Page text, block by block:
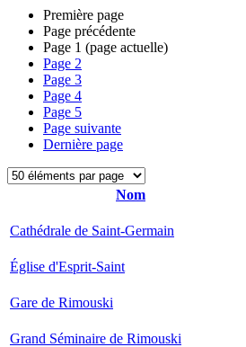
Première page
Page précédente
Page 1 (page actuelle)
Page 2
Page 3
Page 4
Page 5
Page suivante
Dernière page
Nom
Cathédrale de Saint-Germain
Église d'Esprit-Saint
Gare de Rimouski
Grand Séminaire de Rimouski